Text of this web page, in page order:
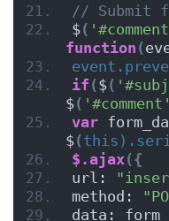
// Submit
$(
function (
if ($(
$( '#comment'
var
$(
$.ajax({
url:
method:
data: